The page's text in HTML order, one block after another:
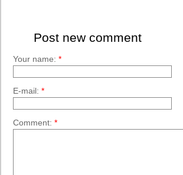
Post new comment
Your name: *
E-mail: *
Comment: *